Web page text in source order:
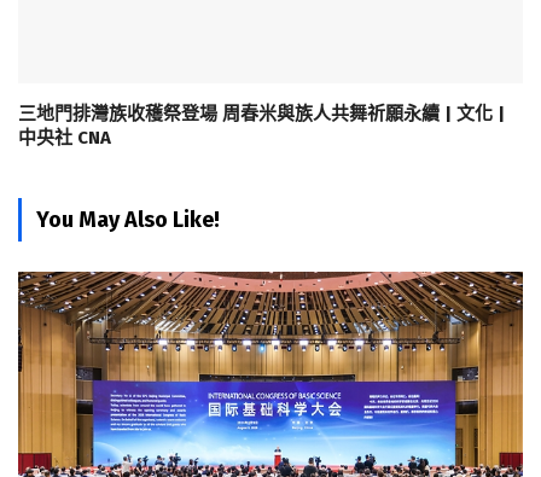
三地門排灣族收穫祭登場 周春米與族人共舞祈願永續 | 文化 |
中央社 CNA
You May Also Like!